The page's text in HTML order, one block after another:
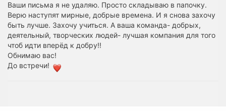
Ваши письма я не удаляю. Просто складываю в папочку.
Верю наступят мирные, добрые времена. И я снова захочу
быть лучше. Захочу учиться. А ваша команда- добрых,
деятельный, творческих людей- лучшая компания для того
чтоб идти вперёд к добру!!
Обнимаю вас!
До встречи!